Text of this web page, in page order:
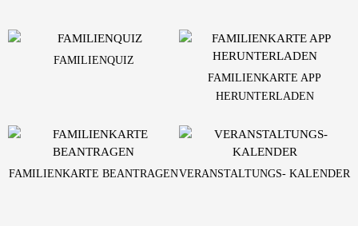
FAMILIENQUIZ
FAMILIENKARTE APP
HERUNTERLADEN
FAMILIENKARTE BEANTRAGENVERANSTALTUNGS- KALENDER